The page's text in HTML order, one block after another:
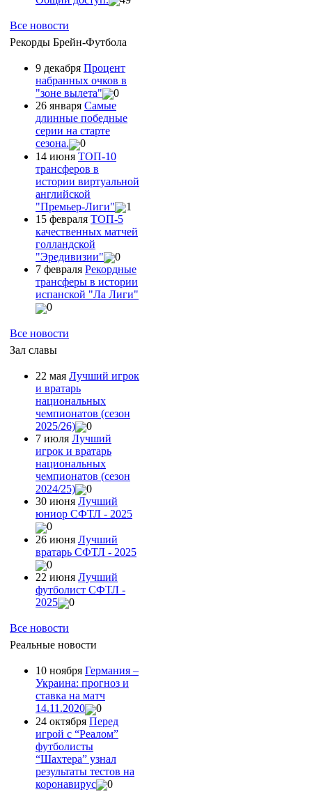
Все новости
Рекорды Брейн-Футбола
9 декабря Процент
набранных очков в
"зоне вылета"
0
26 января Самые
длинные победные
серии на старте
сезона.
0
14 июня ТОП-10
трансферов в
истории виртуальной
английской
"Премьер-Лиги"
1
15 февраля ТОП-5
качественных матчей
голландской
"Эредивизии"
0
7 февраля Рекордные
трансферы в истории
испанской "Ла Лиги"
0
Все новости
Зал славы
22 мая Лучший игрок
и вратарь
национальных
чемпионатов (сезон
2025/26)
0
7 июля Лучший
игрок и вратарь
национальных
чемпионатов (сезон
2024/25)
0
30 июня Лучший
юниор СФТЛ - 2025
0
26 июня Лучший
вратарь СФТЛ - 2025
0
22 июня Лучший
футболист СФТЛ -
2025
0
Все новости
Реальные новости
10 ноября Германия –
Украина: прогноз и
ставка на матч
14.11.2020
0
24 октября Перед
игрой с “Реалом”
футболисты
“Шахтера” узнал
результаты тестов на
коронавирус
0